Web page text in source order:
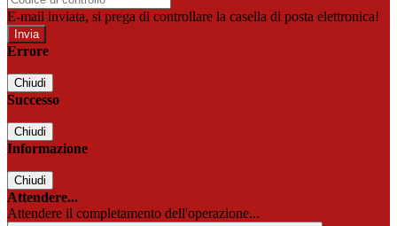
E-mail inviata, si prega di controllare la casella di posta elettronica!
Errore
Chiudi
Successo
Chiudi
Informazione
Chiudi
Attendere...
Attendere il completamento dell'operazione...